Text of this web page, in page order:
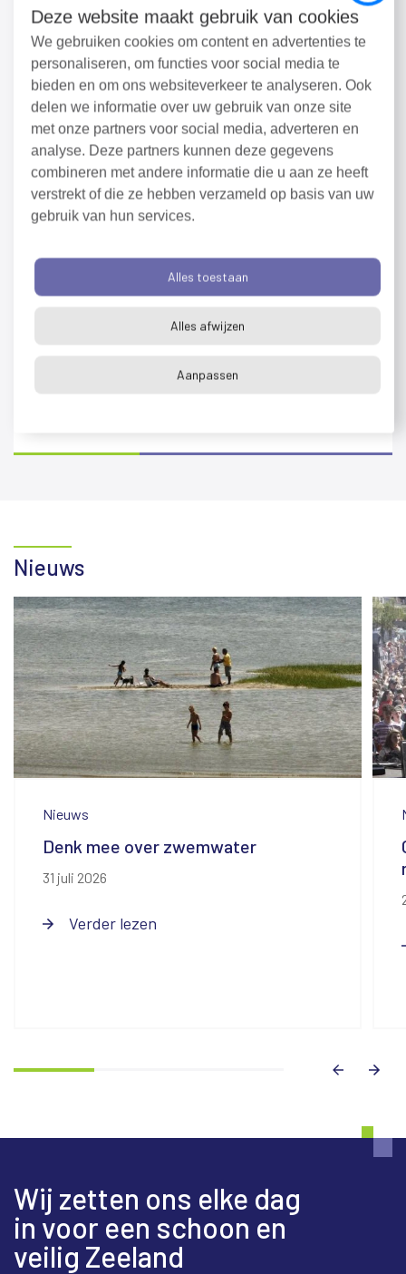
Deze website maakt gebruik van cookies
We gebruiken cookies om content en advertenties te
personaliseren, om functies voor social media te
bieden en om ons websiteverkeer te analyseren. Ook
delen we informatie over uw gebruik van onze site
met onze partners voor social media, adverteren en
analyse. Deze partners kunnen deze gegevens
combineren met andere informatie die u aan ze heeft
verstrekt of die ze hebben verzameld op basis van uw
gebruik van hun services.
Alles toestaan
Alles afwijzen
Aanpassen
komende tijd gaat hij verkennen en ontdekken hoe
zijn nieuwe uitdaging eruit ziet. Voor 2014 was
Anton secretaris/algemeen directeur van de
Rotterdamse deelgemeente IJsselmonde. Hij
werkte eerder ook als manager voor Veiligheidsregio
Rotterdam-Rijnmond en bij de brandweer Midden- en
West Brabant.
Inschrijven voor de externe
nieuwsbrief (externe
Deel dit bericht:
Facebook
X
LinkedIn
Nieuws
Nieuws
Denk mee over zwemwater
31 juli 2026
Verder lezen
Wij zetten ons elke dag
in voor een schoon en
veilig Zeeland